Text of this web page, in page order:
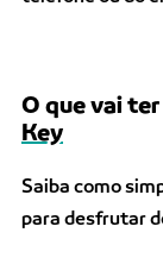
O que vai
Key
Saiba como
para desfrutar